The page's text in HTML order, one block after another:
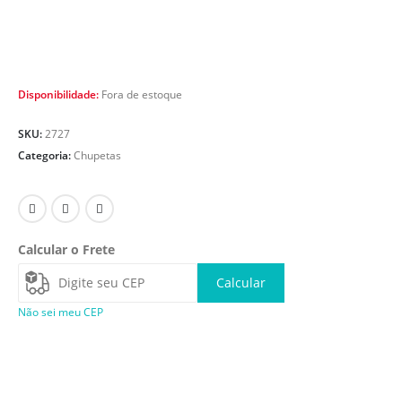
Disponibilidade: Fora de estoque
SKU:2727
Categoria:Chupetas
Calcular o Frete
Calcular
Não sei meu CEP